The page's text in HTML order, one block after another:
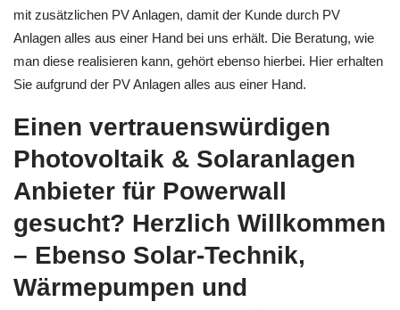
mit zusätzlichen PV Anlagen, damit der Kunde durch PV
Anlagen alles aus einer Hand bei uns erhält. Die Beratung, wie
man diese realisieren kann, gehört ebenso hierbei. Hier erhalten
Sie aufgrund der PV Anlagen alles aus einer Hand.
Einen vertrauenswürdigen
Photovoltaik & Solaranlagen
Anbieter für Powerwall
gesucht? Herzlich Willkommen
– Ebenso Solar-Technik,
Wärmepumpen und